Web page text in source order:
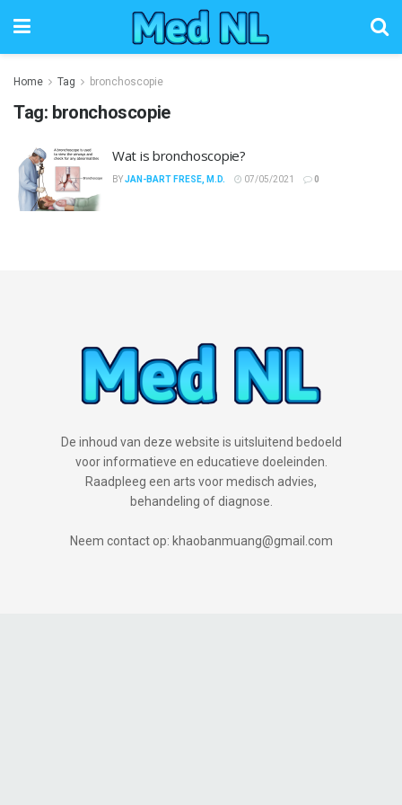
Home Tag bronchoscopie
Tag: bronchoscopie
Wat is bronchoscopie?
BYJAN-BART FRESE, M.D. 07/05/2021 0
De inhoud van deze website is uitsluitend bedoeld
voor informatieve en educatieve doeleinden.
Raadpleeg een arts voor medisch advies,
behandeling of diagnose.
Neem contact op: khaobanmuang@gmail.com